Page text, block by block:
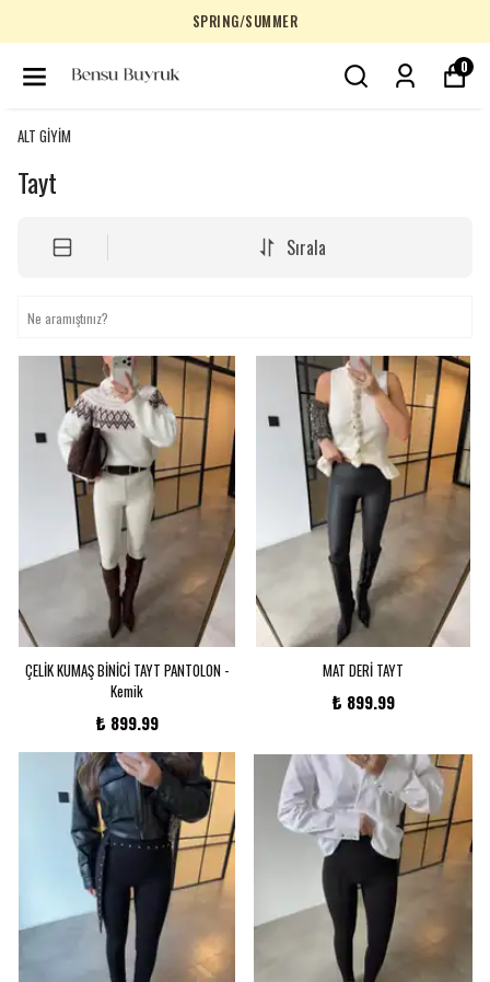
SPRING/SUMMER
0
ALT GİYİM
Tayt
Sırala
ÇELİK KUMAŞ BİNİCİ TAYT PANTOLON -
Kemik
₺ 899.99
MAT DERİ TAYT
₺ 899.99